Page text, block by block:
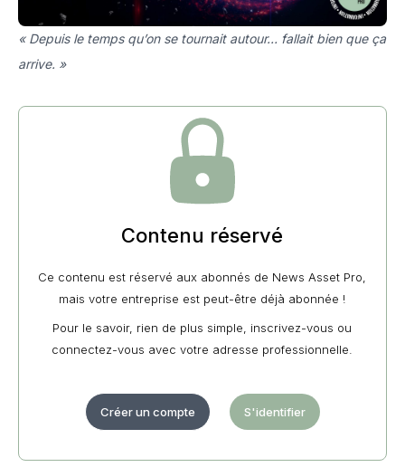
« Depuis le temps qu’on se tournait autour… fallait bien que ça
arrive. »
Contenu réservé
Ce contenu est réservé aux abonnés de News Asset Pro,
mais votre entreprise est peut-être déjà abonnée !
Pour le savoir, rien de plus simple, inscrivez-vous ou
connectez-vous avec votre adresse professionnelle.
Créer un compte S'identifier